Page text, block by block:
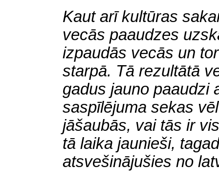
Kaut arī kultūras
vecās paaudzes
izpaudās vecās un
starpā. Tā rezultātā
gadus jauno paaudzi
saspīlējuma sekas
jāšaubās, vai tās ir
tā laika jaunieši,
atsvešinājušies no